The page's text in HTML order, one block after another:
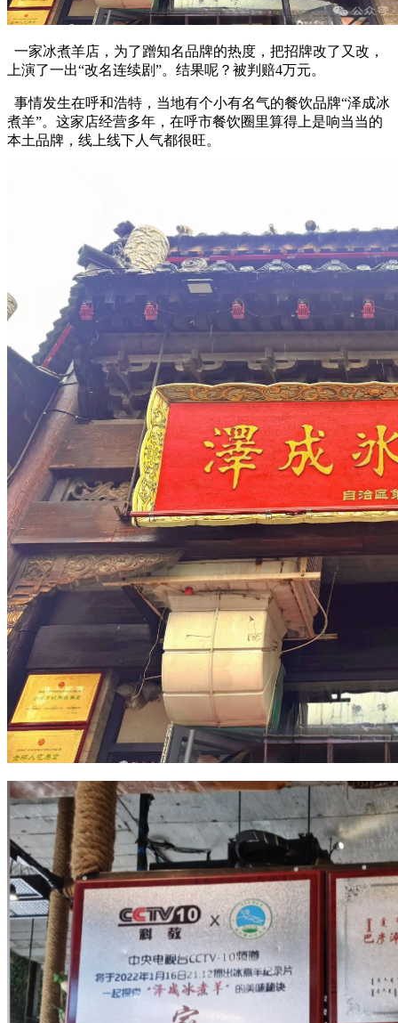
一家冰煮羊店，为了蹭知名品牌的热度，把招牌改了又改，
上演了一出“改名连续剧”。结果呢？被判赔4万元。
事情发生在呼和浩特，当地有个小有名气的餐饮品牌“泽成冰
煮羊”。这家店经营多年，在呼市餐饮圈里算得上是响当当的
本土品牌，线上线下人气都很旺。